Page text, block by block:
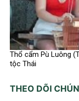
Thổ cẩm Pù Luông
tộc Thái
THEO DÕI